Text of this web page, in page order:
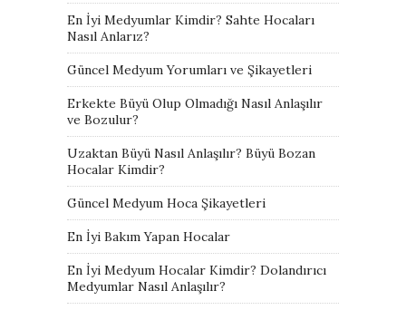
En İyi Medyumlar Kimdir? Sahte Hocaları
Nasıl Anlarız?
Güncel Medyum Yorumları ve Şikayetleri
Erkekte Büyü Olup Olmadığı Nasıl Anlaşılır
ve Bozulur?
Uzaktan Büyü Nasıl Anlaşılır? Büyü Bozan
Hocalar Kimdir?
Güncel Medyum Hoca Şikayetleri
En İyi Bakım Yapan Hocalar
En İyi Medyum Hocalar Kimdir? Dolandırıcı
Medyumlar Nasıl Anlaşılır?